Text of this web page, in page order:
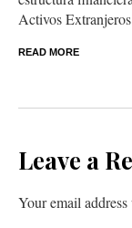
Activos
READ MORE
Leave a
Your email